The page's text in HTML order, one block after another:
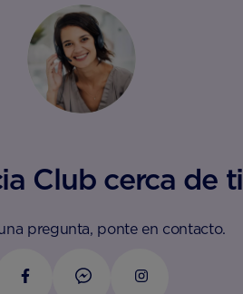
Club cerca de ti
pregunta, ponte en contacto.